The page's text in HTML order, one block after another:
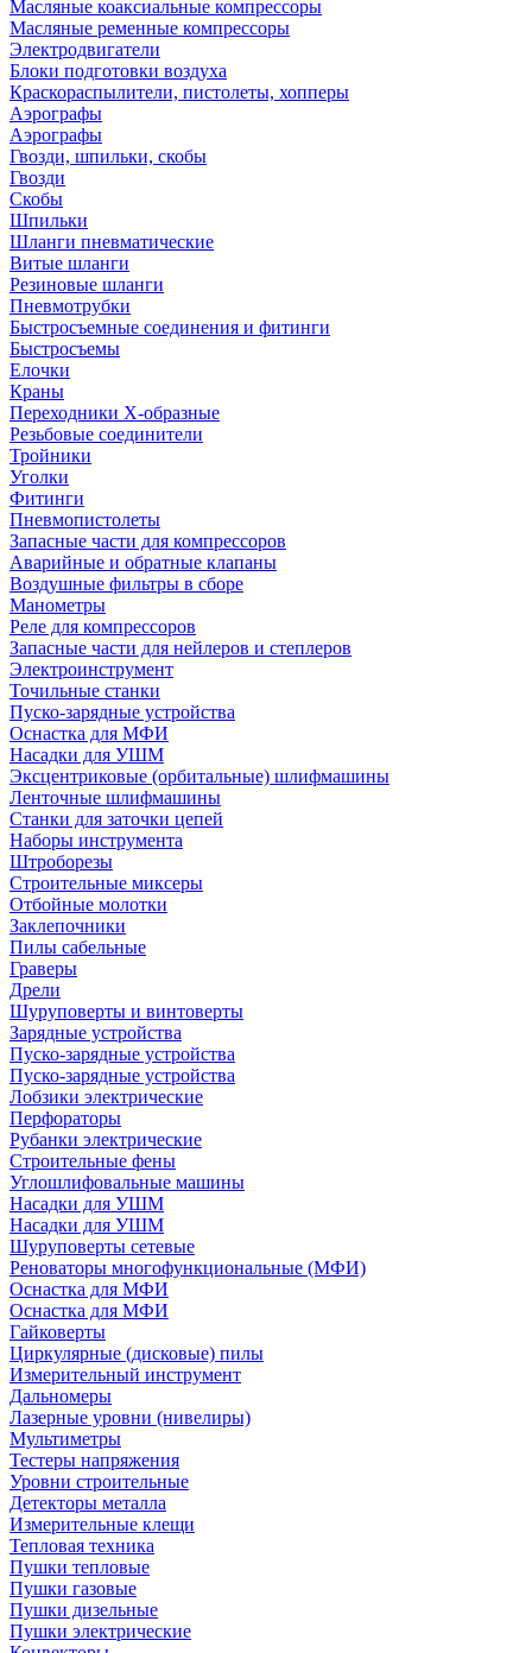
Масляные коаксиальные компрессоры
Масляные ременные компрессоры
Электродвигатели
Блоки подготовки воздуха
Краскораспылители, пистолеты, хопперы
Аэрографы
Аэрографы
Гвозди, шпильки, скобы
Гвозди
Скобы
Шпильки
Шланги пневматические
Витые шланги
Резиновые шланги
Пневмотрубки
Быстросъемные соединения и фитинги
Быстросъемы
Елочки
Краны
Переходники Х-образные
Резьбовые соединители
Тройники
Уголки
Фитинги
Пневмопистолеты
Запасные части для компрессоров
Аварийные и обратные клапаны
Воздушные фильтры в сборе
Манометры
Реле для компрессоров
Запасные части для нейлеров и степлеров
Электроинструмент
Точильные станки
Пуско-зарядные устройства
Оснастка для МФИ
Насадки для УШМ
Эксцентриковые (орбитальные) шлифмашины
Ленточные шлифмашины
Станки для заточки цепей
Наборы инструмента
Штроборезы
Строительные миксеры
Отбойные молотки
Заклепочники
Пилы сабельные
Граверы
Дрели
Шуруповерты и винтоверты
Зарядные устройства
Пуско-зарядные устройства
Пуско-зарядные устройства
Лобзики электрические
Перфораторы
Рубанки электрические
Строительные фены
Углошлифовальные машины
Насадки для УШМ
Насадки для УШМ
Шуруповерты сетевые
Реноваторы многофункциональные (МФИ)
Оснастка для МФИ
Оснастка для МФИ
Гайковерты
Циркулярные (дисковые) пилы
Измерительный инструмент
Дальномеры
Лазерные уровни (нивелиры)
Мультиметры
Тестеры напряжения
Уровни строительные
Детекторы металла
Измерительные клещи
Тепловая техника
Пушки тепловые
Пушки газовые
Пушки дизельные
Пушки электрические